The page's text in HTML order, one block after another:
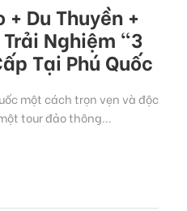
Du Thuyền +
Nghiệm “3
Tại Phú Quốc
một cách trọn vẹn và độc
tour đảo thông...